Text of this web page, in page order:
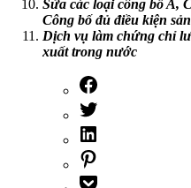
Sửa các loại công bố A,
Công bố đủ điều kiện
Dịch vụ làm chứng chỉ
xuất trong nước